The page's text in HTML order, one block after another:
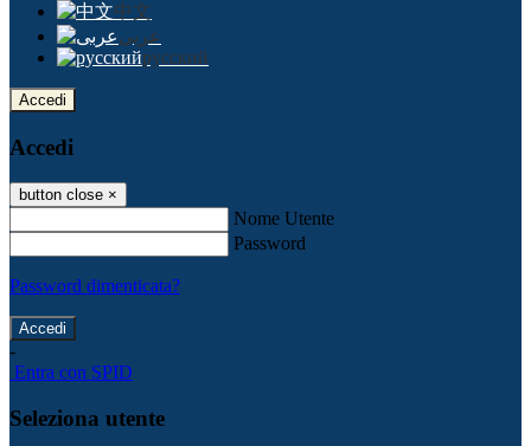
中文
عربى
русский
Accedi
Accedi
button close ×
Nome Utente
Password
Password dimenticata?
-
Entra con SPID
Seleziona utente